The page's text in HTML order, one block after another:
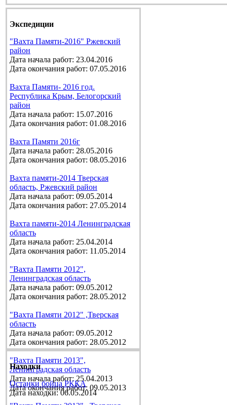
Экспедиции
"Вахта Памяти-2016" Ржевский
район
Дата начала работ: 23.04.2016
Дата окончания работ: 07.05.2016
Вахта Памяти- 2016 год.
Республика Крым, Белогорский
район
Дата начала работ: 15.07.2016
Дата окончания работ: 01.08.2016
Вахта Памяти 2016г
Дата начала работ: 28.05.2016
Дата окончания работ: 08.05.2016
Вахта памяти-2014 Тверская
область, Ржевский район
Дата начала работ: 09.05.2014
Дата окончания работ: 27.05.2014
Вахта памяти-2014 Ленинградская
область
Дата начала работ: 25.04.2014
Дата окончания работ: 11.05.2014
"Вахта Памяти 2012",
Ленинградская область
Дата начала работ: 09.05.2012
Дата окончания работ: 28.05.2012
"Вахта Памяти 2012" ,Тверская
область
Дата начала работ: 09.05.2012
Дата окончания работ: 28.05.2012
"Вахта Памяти 2013",
Ленинградская область
Дата начала работ: 25.04.2013
Дата окончания работ: 09.05.2013
Находки
Останки бойца РККА
Дата находки: 06.05.2014